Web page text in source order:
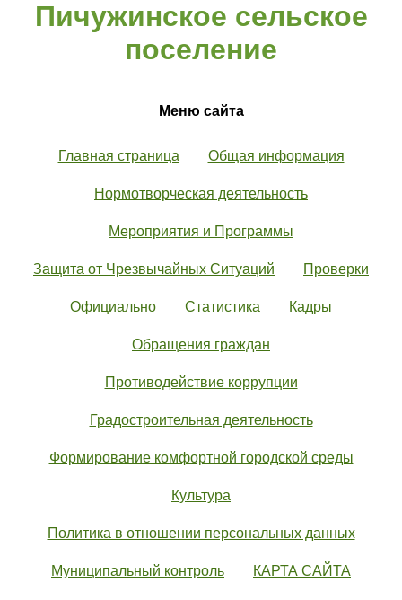
Пичужинское сельское
поселение
Меню сайта
Главная страница Общая информация
Нормотворческая деятельность
Мероприятия и Программы
Защита от Чрезвычайных Ситуаций Проверки
Официально Статистика Кадры
Обращения граждан
Противодействие коррупции
Градостроительная деятельность
Формирование комфортной городской среды
Культура
Политика в отношении персональных данных
Муниципальный контроль КАРТА САЙТА